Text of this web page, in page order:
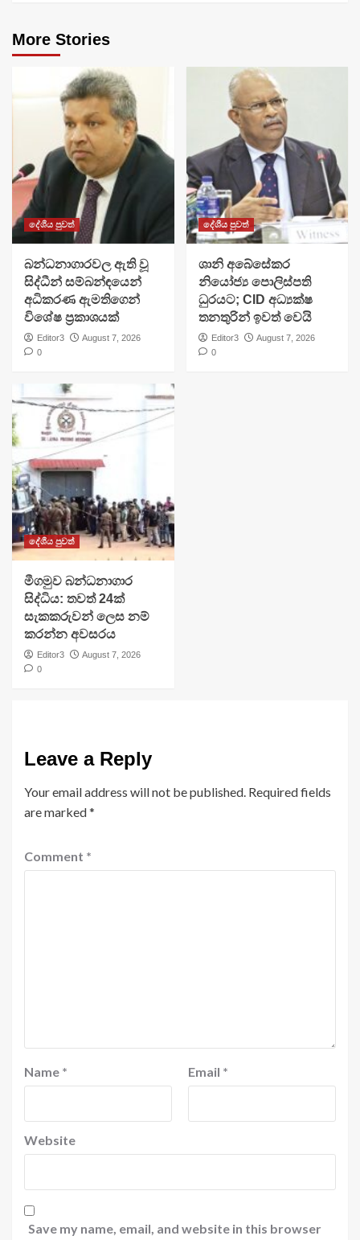
More Stories
දේශීය පුවත්
බන්ධනාගාරවල ඇති වූ
සිද්ධීන් සම්බන්ඳයෙන්
අධිකරණ ඇමතිගෙන්
විශේෂ ප්‍රකාශයක්
Editor3
August 7, 2026
0
දේශීය පුවත්
ශානි අබේසේකර
නියෝජ්‍ය පොලිස්පති
ධුරයට; CID අධ්‍යක්ෂ
තනතුරින් ඉවත් වෙයි
Editor3
August 7, 2026
0
දේශීය පුවත්
මීගමුව බන්ධනාගාර
සිද්ධිය: තවත් 24ක්
සැකකරුවන් ලෙස නම්
කරන්න අවසරය
Editor3
August 7, 2026
0
Leave a Reply
Your email address will not be published. Required fields
are marked*
Comment *
Name * Email *
Website
Save my name, email, and website in this browser